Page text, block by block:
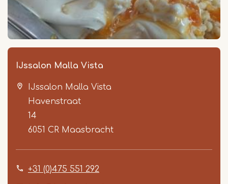
IJssalon Malla Vista
IJssalon Malla Vista
Havenstraat
14
6051 CR Maasbracht
+31 (0)475 551 292